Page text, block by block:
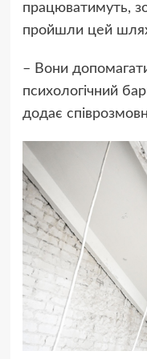
працюватимуть,
пройшли цей
– Вони
психологічний
додає